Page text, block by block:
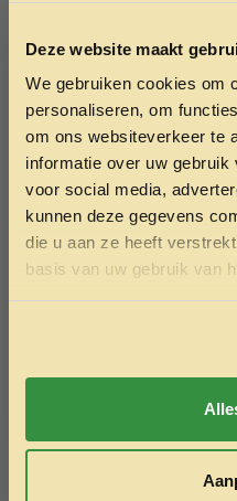
Deze website maakt
We gebruiken cookies om
personaliseren, om
om ons websiteverkeer te
informatie over uw
voor social media,
kunnen deze gegevens
die u aan ze heeft
basis van uw gebruik van
ONTVANG
JE
Door je in te schrijven ga
Nee, ik